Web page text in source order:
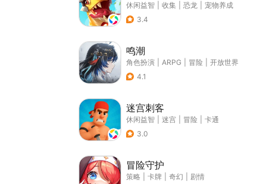
休闲益智 收集 恐龙
宠物养成
3.4
鸣潮
角色扮演 ARPG 冒险
开放世界
4.1
迷宫刺客
休闲益智 迷宫 冒险
卡通
3.0
冒险守护
策略 卡牌 奇幻
剧情